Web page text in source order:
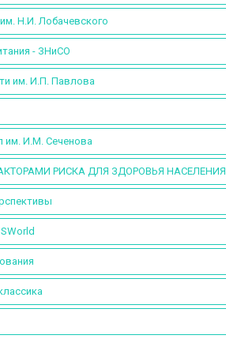
Н.И. Лобачевского
- ЗНиСО
им. И.П. Павлова
им. И.М. Сеченова
РИСКА ДЛЯ ЗДОРОВЬЯ НАСЕЛЕНИЯ